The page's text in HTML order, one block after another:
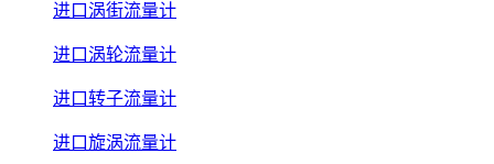
进口涡街流量计
进口涡轮流量计
进口转子流量计
进口旋涡流量计